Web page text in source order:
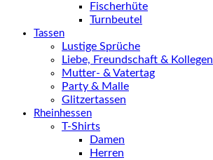
Fischerhüte
Turnbeutel
Tassen
Lustige Sprüche
Liebe, Freundschaft & Kollegen
Mutter- & Vatertag
Party & Malle
Glitzertassen
Rheinhessen
T-Shirts
Damen
Herren